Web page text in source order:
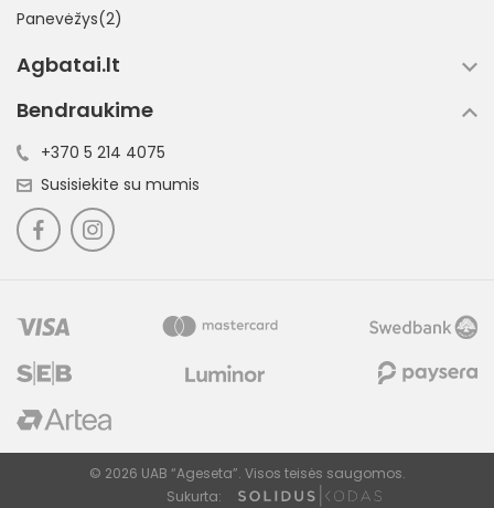
Panevėžys(2)
Agbatai.lt
Bendraukime
+370 5 214 4075
Susisiekite su mumis
© 2026 UAB “Ageseta”. Visos teisės saugomos.
Sukurta: